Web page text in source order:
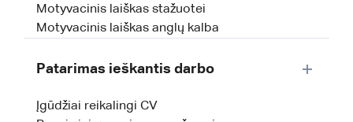
Motyvacinis laiškas stažuotei
Motyvacinis laiškas anglų kalba
Patarimas ieškantis darbo
Įgūdžiai reikalingi CV